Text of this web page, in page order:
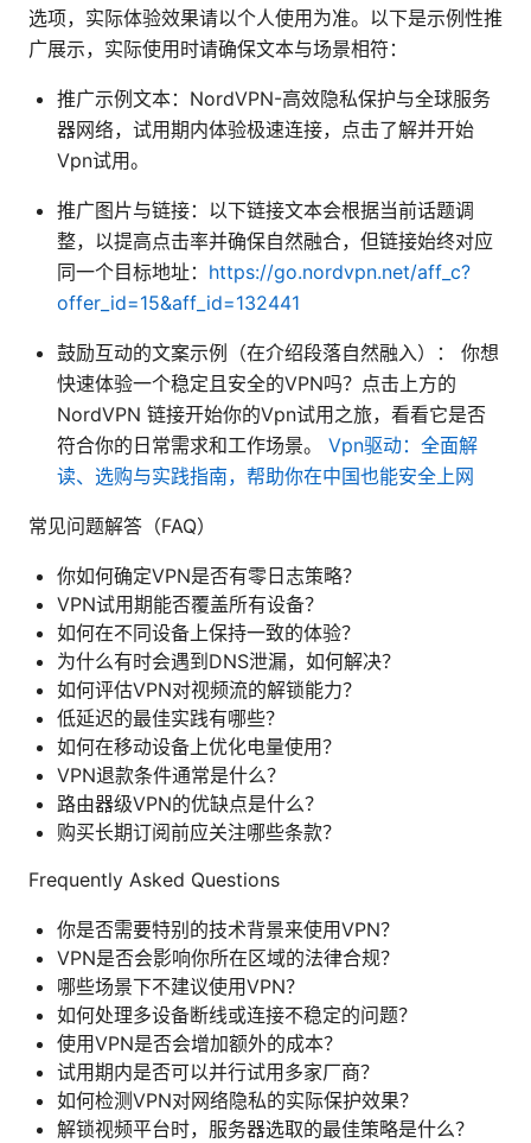
选项，实际体验效果请以个人使用为准。以下是示例性推
广展示，实际使用时请确保文本与场景相符：
推广示例文本：NordVPN-高效隐私保护与全球服务
器网络，试用期内体验极速连接，点击了解并开始
Vpn试用。
推广图片与链接：以下链接文本会根据当前话题调
整，以提高点击率并确保自然融合，但链接始终对应
同一个目标地址： https://go.nordvpn.net/aff_c?
offer_id=15&aff_id=132441
鼓励互动的文案示例（在介绍段落自然融入）： 你想
快速体验一个稳定且安全的VPN吗？点击上方的
NordVPN 链接开始你的Vpn试用之旅，看看它是否
符合你的日常需求和工作场景。 Vpn驱动：全面解
读、选购与实践指南，帮助你在中国也能安全上网
常见问题解答（FAQ）
你如何确定VPN是否有零日志策略？
VPN试用期能否覆盖所有设备？
如何在不同设备上保持一致的体验？
为什么有时会遇到DNS泄漏，如何解决？
如何评估VPN对视频流的解锁能力？
低延迟的最佳实践有哪些？
如何在移动设备上优化电量使用？
VPN退款条件通常是什么？
路由器级VPN的优缺点是什么？
购买长期订阅前应关注哪些条款？
Frequently Asked Questions
你是否需要特别的技术背景来使用VPN？
VPN是否会影响你所在区域的法律合规？
哪些场景下不建议使用VPN？
如何处理多设备断线或连接不稳定的问题？
使用VPN是否会增加额外的成本？
试用期内是否可以并行试用多家厂商？
如何检测VPN对网络隐私的实际保护效果？
解锁视频平台时，服务器选取的最佳策略是什么？